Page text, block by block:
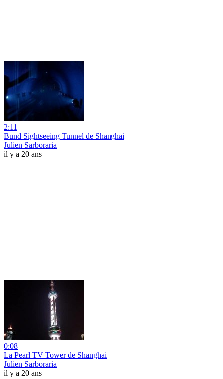
2:11
Bund Sightseeing Tunnel de Shanghai
Julien Sarboraria
il y a 20 ans
0:08
La Pearl TV Tower de Shanghai
Julien Sarboraria
il y a 20 ans